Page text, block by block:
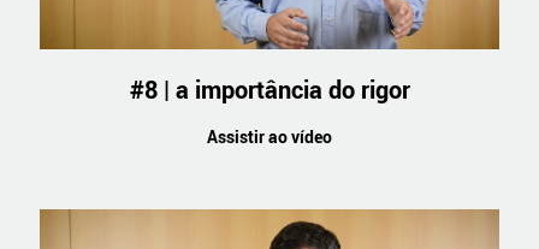
#8 | a importância do rigor
Assistir ao vídeo